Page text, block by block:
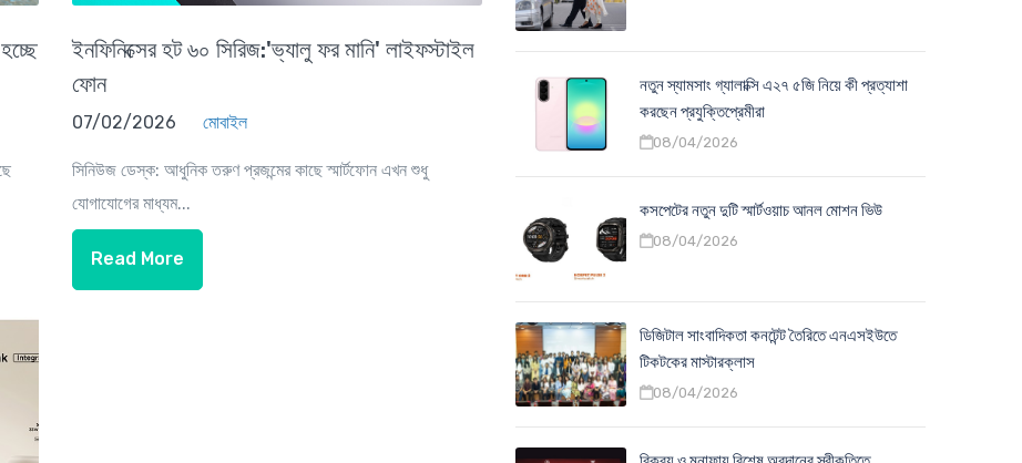
ইনফিনিক্সের হট ৬০ সিরিজ:'ভ্যালু ফর মানি' লাইফস্টাইল
ফোন
07/02/2026 মোবাইল
সিনিউজ ডেস্ক: আধুনিক তরুণ প্রজন্মের কাছে স্মার্টফোন এখন শুধু
যোগাযোগের মাধ্যম...
Read More
নতুন স্যামসাং গ্যালাক্সি এ২৭ ৫জি নিয়ে কী প্রত্যাশা
করছেন প্রযুক্তিপ্রেমীরা
08/04/2026
কসপেটের নতুন দুটি স্মার্টওয়াচ আনল মোশন ভিউ
08/04/2026
ডিজিটাল সাংবাদিকতা কনটেন্ট তৈরিতে এনএসইউতে
টিকটকের মাস্টারক্লাস
08/04/2026